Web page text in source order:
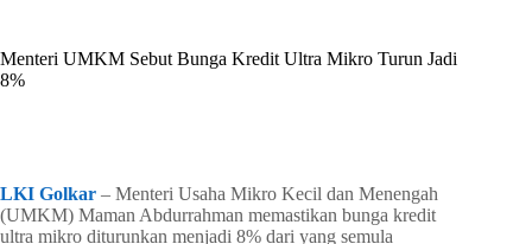
Menteri UMKM Sebut Bunga Kredit Ultra Mikro Turun Jadi
8%
LKI Golkar – Menteri Usaha Mikro Kecil dan Menengah
(UMKM) Maman Abdurrahman memastikan bunga kredit
ultra mikro diturunkan menjadi 8% dari yang semula